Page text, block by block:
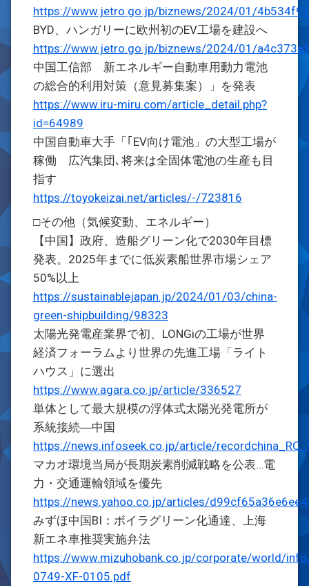
https://www.jetro.go.jp/biznews/2024/01/
BYD、ハンガリーに欧州初のEV工場を建設へ
https://www.jetro.go.jp/biznews/2024/01/
中国工信部 新エネルギー自動車用動力電池
の総合的利用対策（意見募集案）」を発表
https://www.iru-miru.com/article_detail.php?
id=64989
中国自動車大手「｢EV向け電池」の大型工場が
稼働 広汽集団､将来は全固体電池の生産も目
指す
https://toyokeizai.net/articles/-/723816
□その他（気候変動、エネルギー）
【中国】政府、造船グリーン化で2030年目標
発表。2025年までに低炭素船世界市場シェア
50%以上
https://sustainablejapan.jp/2024/01/03/china-
green-shipbuilding/98323
太陽光発電産業界で初、LONGiの工場が世界
経済フォーラムより世界の先進工場「ライト
ハウス」に選出
https://www.agara.co.jp/article/336527
単体として最大規模の浮体式太陽光発電所が
系統接続―中国
https://news.infoseek.co.jp/article/
マカオ環境当局が長期炭素削減戦略を公表…電
力・交通運輸領域を優先
https://news.yahoo.co.jp/articles/
みずほ中国BI：ボイラグリーン化通達、上海
新エネ車推奨実施弁法
https://www.mizuhobank.co.jp/corporate/world/
0749-XF-0105.pdf